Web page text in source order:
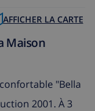
AFFICHER LA CARTE
Maison
"Bella
2001. À 3